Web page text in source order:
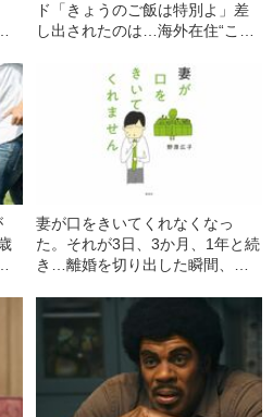
ド「きょうのご飯は特別よ」差
し出されたのは…海外在住“こじ
の味〈写真あり〉
妻が口をきいてくれなくなっ
た。それが3日、3か月、1年と続
き…離婚を切り出した瞬間、妻